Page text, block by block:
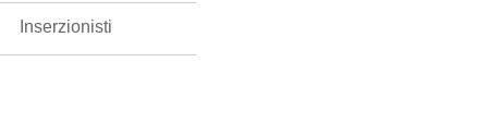
Inserzionisti